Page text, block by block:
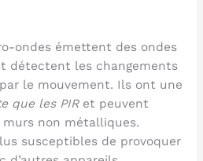
ondes émettent des ondes
détectent les changements
le mouvement. Ils ont une
que les PIRet peuvent
non métalliques.
susceptibles de provoquer